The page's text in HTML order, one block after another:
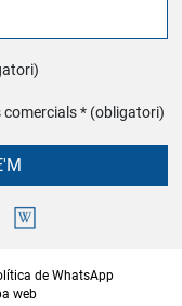
* (obligatori)
de WhatsApp
web